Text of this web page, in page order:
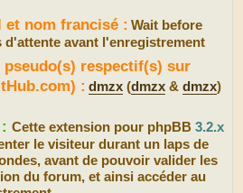
et nom francisé : Wait before
d'attente avant l'enregistrement
respectif(s) sur
: dmzx (dmzx & dmzx)
Cette extension pour phpBB 3.2.x
le visiteur durant un laps de
avant de pouvoir valider les
du forum, et ainsi accéder au